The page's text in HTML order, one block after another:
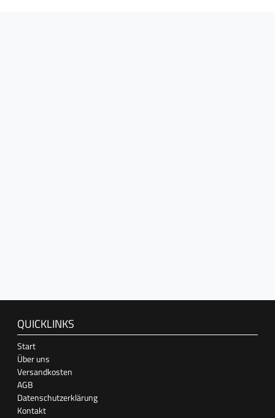
QUICKLINKS
Start
Über uns
Versandkosten
AGB
Datenschutzerklärung
Kontakt